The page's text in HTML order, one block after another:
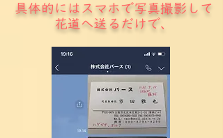
具体的にはスマホで写真撮影して
花道へ送るだけで、